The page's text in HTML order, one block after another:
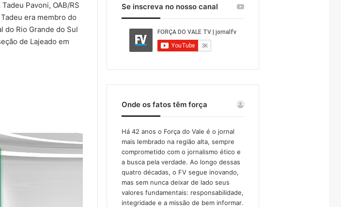
Pavoni, OAB/RS
era membro do
do Rio Grande do Sul
de Lajeado em
Se inscreva no nosso canal
Onde os fatos têm força
Há 42 anos o Força do Vale é o jornal
mais lembrado na região alta, sempre
comprometido com o jornalismo ético e
a busca pela verdade. Ao longo dessas
quatro décadas, o FV segue inovando,
mas sem nunca deixar de lado seus
valores fundamentais: responsabilidade,
integridade e a missão de bem informar.​